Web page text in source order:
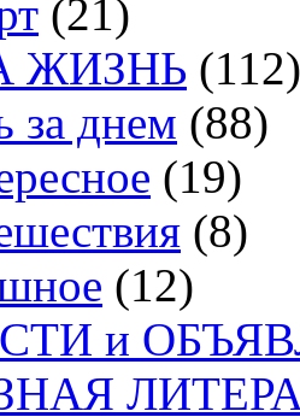
(21)
ЖИЗНЬ (112)
за днем (88)
(19)
(8)
(12)
и